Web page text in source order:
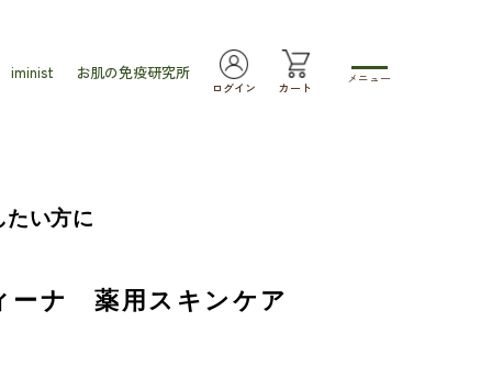
iminist お肌の免疫研究所
ログイン カート
メニュー
たい方に
ーナ 薬用スキンケア